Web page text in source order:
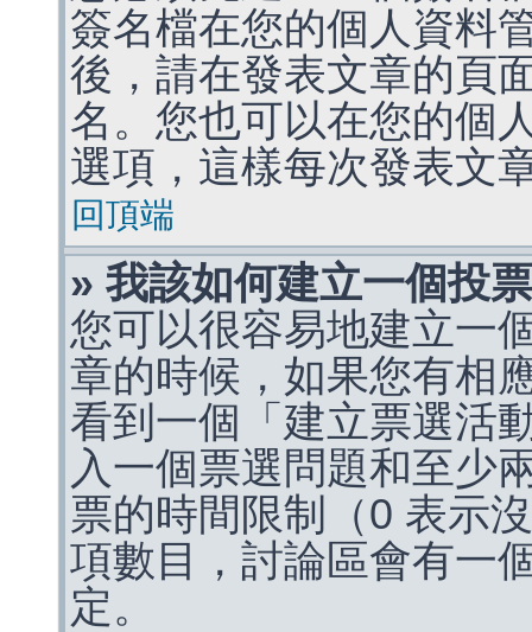
簽名檔在您的個人資料
後，請在發表文章的頁
名。您也可以在您的個
選項，這樣每次發表文
回頂端
» 我該如何建立一個投
您可以很容易地建立一
章的時候，如果您有相
看到一個「建立票選活
入一個票選問題和至少
票的時間限制（0 表示
項數目，討論區會有一
定。